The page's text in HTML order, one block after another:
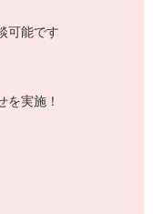
可能です
を実施！